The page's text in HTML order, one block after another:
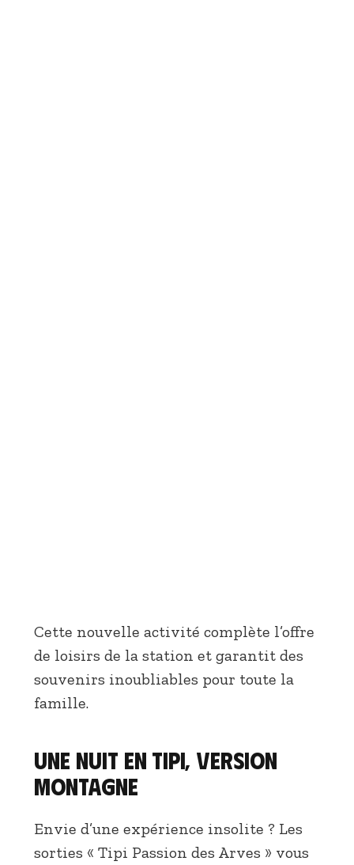
Cette nouvelle activité complète l’offre
de loisirs de la station et garantit des
souvenirs inoubliables pour toute la
famille.
Une nuit en tipi, version
montagne
Envie d’une expérience insolite ? Les
sorties « Tipi Passion des Arves » vous